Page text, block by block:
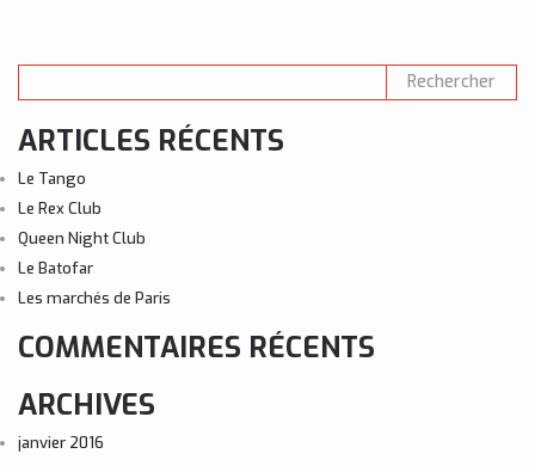
ARTICLES RÉCENTS
Le Tango
Le Rex Club
Queen Night Club
Le Batofar
Les marchés de Paris
COMMENTAIRES RÉCENTS
ARCHIVES
janvier 2016